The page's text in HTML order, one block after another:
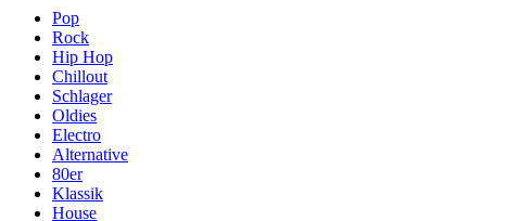
Pop
Rock
Hip Hop
Chillout
Schlager
Oldies
Electro
Alternative
80er
Klassik
House